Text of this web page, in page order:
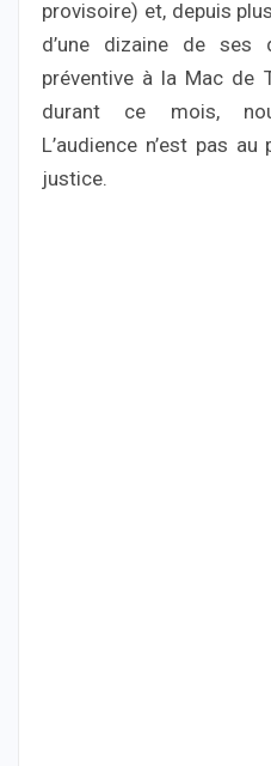
provisoire) et, depuis
d’une dizaine de ses
préventive à la Mac de
durant ce mois,
L’audience n’est pas
justice.